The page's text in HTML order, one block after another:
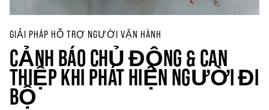
GIẢI PHÁP HỖ TRỢ NGƯỜI VẬN HÀNH
CẢNH BÁO CHỦ ĐỘNG & CAN
THIỆP KHI PHÁT HIỆN NGƯỜI ĐI
BỘ